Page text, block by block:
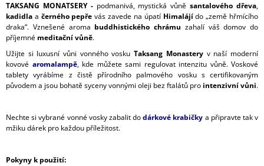
TAKSANG MONATSERY - podmanivá, mystická vůněsantalového dřeva,
kadidla a černého pepře vás zavede na úpatí Himalájído „země hřmícího
draka“. Vznešené aroma buddhistického chrámu zahalí váš domov do
příjemné meditační vůně.
Užijte si luxusní vůni vonného voskuTaksang Monasteryv naší moderní
kovové aromalampě, kde můžete sami regulovat intenzitu vůně. Voskové
tablety vyrábíme z čistě přírodního palmového vosku s certifikovaným
původem a jsou bohatě syceny vonnými oleji bez ftalátů pro intenzivní vůni.
Nechte si vybrané vonné vosky zabalit dodárkové krabičky a připravte tak v
mžiku dárek pro každou příležitost.
Pokyny k použití: